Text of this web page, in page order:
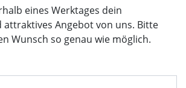
eines Werktages dein
attraktives Angebot von uns. Bitte
Wunsch so genau wie möglich.